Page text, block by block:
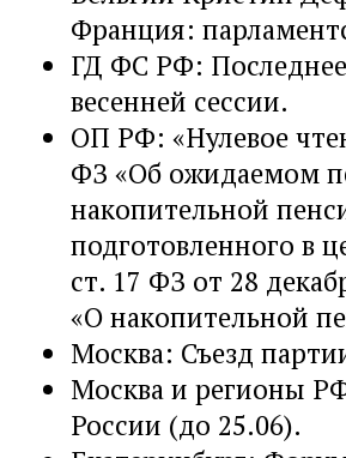
Франция:
ГД ФС РФ:
весенней сессии.
ОП РФ: «Нулевое
ФЗ «Об ожидаемом
накопительной
подготовленного в
ст. 17 ФЗ от 28
«О накопительной
Москва: Съезд
Москва и регионы
России (до 25.06).